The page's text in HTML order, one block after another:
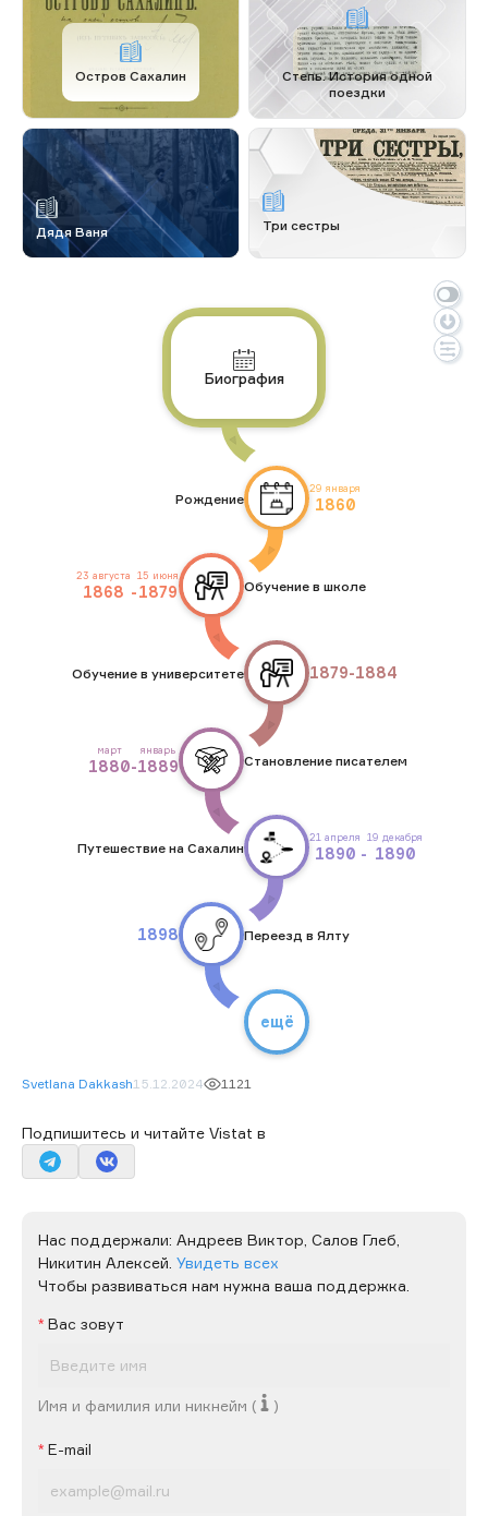
Остров Сахалин
Степь. История одной
поездки
Дядя Ваня Три сестры
Биография
29 января
1860
Рождение
23 августа
1868 -
15 июня
1879 Обучение в школе
1879-1884
Обучение в университете
март
1880-
январь
1889 Становление писателем
21 апреля
1890 -
19 декабря
1890
Путешествие на Сахалин
1898 Переезд в Ялту
ещё
Svetlana Dakkash15.12.2024 1121
Подпишитесь и читайте Vistat в
Нас поддержали: Андреев Виктор, Салов Глеб,
Никитин Алексей. Увидеть всех
Чтобы развиваться нам нужна ваша поддержка.
Вас зовут
Имя и фамилия или никнейм ( )
E-mail